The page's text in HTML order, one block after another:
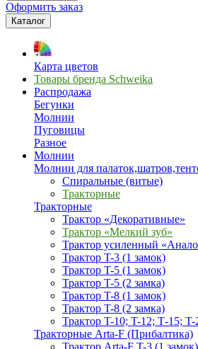
Оформить заказ
Каталог
Карта цветов
Товары бренда Schweika
Распродажа
Бегунки
Молнии
Пуговицы
Разное
Молнии
Молнии для
Спиральные (витые)
Тракторные
Тракторные
Трактор «Декоративные»
Трактор «Мелкий зуб»
Трактор усиленный
Трактор T-3 (1 замок)
Трактор T-5 (1 замок)
Трактор T-5 (2 замка)
Трактор T-8 (1 замок)
Трактор T-8 (2 замка)
Трактор T-10; T-12; Т-15; T-
Тракторные Arta-F (Прибалтика)
Трактор Arta-F T-3 (1 замок)